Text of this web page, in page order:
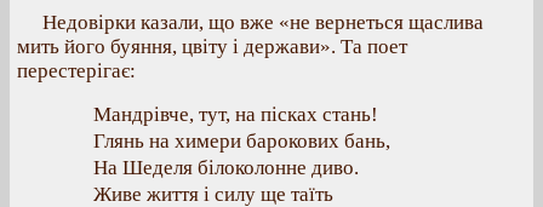
Недовірки казали, що вже «не вернеться щаслива
мить його буяння, цвіту і держави». Та поет
перестерігає:
Мандрівче, тут, на пісках стань!
Глянь на химери барокових бань,
На Шеделя білоколонне диво.
Живе життя і силу ще таїть